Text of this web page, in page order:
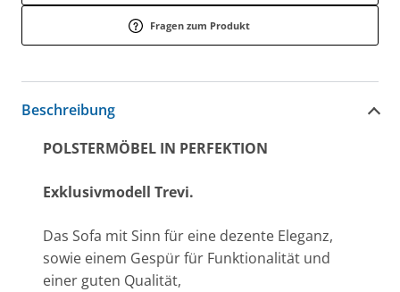
Fragen zum Produkt
Beschreibung
POLSTERMÖBEL IN PERFEKTION
Exklusivmodell Trevi.
Das Sofa mit Sinn für eine dezente Eleganz,
sowie einem Gespür für Funktionalität und
einer guten Qualität,